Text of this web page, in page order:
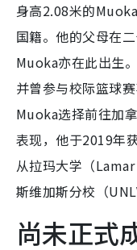
身高2.08米的
国籍。他的父母在
Muoka亦在此出生
并曾参与校际篮球
Muoka选择前往加
表现，他于2019年
从拉玛大学（
斯维加斯分校（
尚未正式